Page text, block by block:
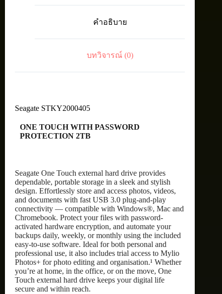
คำอธิบาย
บทวิจารณ์ (0)
Seagate STKY2000405
ONE TOUCH WITH PASSWORD
PROTECTION 2TB
Seagate One Touch external hard drive provides
dependable, portable storage in a sleek and stylish
design. Effortlessly store and access photos, videos,
and documents with fast USB 3.0 plug-and-play
connectivity — compatible with Windows®, Mac and
Chromebook. Protect your files with password-
activated hardware encryption, and automate your
backups daily, weekly, or monthly using the included
easy-to-use software. Ideal for both personal and
professional use, it also includes trial access to Mylio
Photos+ for photo editing and organisation.¹ Whether
you’re at home, in the office, or on the move, One
Touch external hard drive keeps your digital life
secure and within reach.